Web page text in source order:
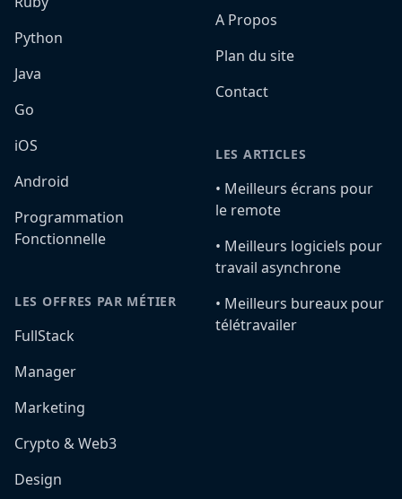
Python
Java
Go
iOS
Android
Programmation
Fonctionnelle
LES OFFRES PAR MÉTIER
FullStack
Manager
Marketing
Crypto & Web3
Design
A Propos
Plan du site
Contact
LES ARTICLES
•️ Meilleurs écrans pour
le remote
•️ Meilleurs logiciels pour
travail asynchrone
•️ Meilleurs bureaux pour
télétravailer